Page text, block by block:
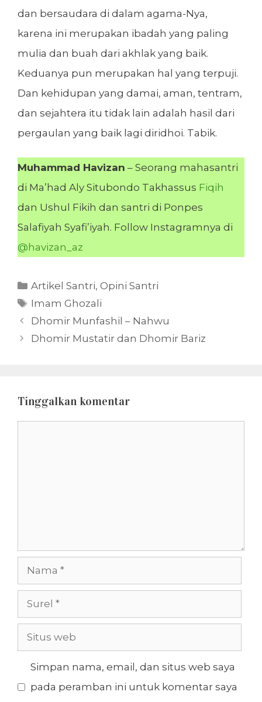
dan bersaudara di dalam agama-Nya,
karena ini merupakan ibadah yang paling
mulia dan buah dari akhlak yang baik.
Keduanya pun merupakan hal yang terpuji.
Dan kehidupan yang damai, aman, tentram,
dan sejahtera itu tidak lain adalah hasil dari
pergaulan yang baik lagi diridhoi. Tabik.
Muhammad Havizan – Seorang mahasantri
di Ma’had Aly Situbondo Takhassus Fiqih
dan Ushul Fikih dan santri di Ponpes
Salafiyah Syafi’iyah. Follow Instagramnya di
@havizan_az
Kategori
Artikel Santri,Opini Santri
Tag
Imam Ghozali
Dhomir Munfashil – Nahwu
Dhomir Mustatir dan Dhomir Bariz
Tinggalkan komentar
Nama
Surel
Situs
web
Simpan nama, email, dan situs web saya
pada peramban ini untuk komentar saya